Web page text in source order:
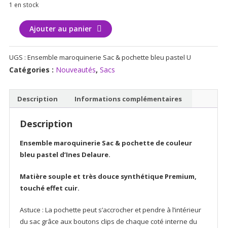
1 en stock
quantité
Ensemble
Sac
&
bleu
pastel
Ajouter au panier
UGS : Ensemble maroquinerie Sac & pochette bleu pastel U
Catégories : Nouveautés, Sacs
Description Informations complémentaires
Description
Ensemble maroquinerie Sac & pochette de couleur
bleu pastel d’Ines Delaure.
Matière souple et très douce synthétique Premium,
touché effet cuir.
Astuce : La pochette peut s’accrocher et pendre à l’intérieur
du sac grâce aux boutons clips de chaque coté interne du